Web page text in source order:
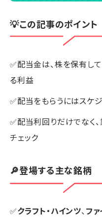
💡この記事のポイント
✅配当金は、株を保有し
る利益
✅配当をもらうにはスケ
✅配当利回りだけでなく
チェック
🔎登場する主な銘柄
✅クラフト・ハインツ、フ